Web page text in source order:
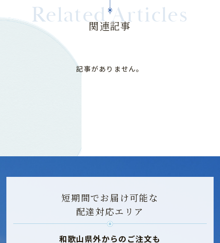
Related Articles
関連記事
記事がありません。
短期間でお届け可能な
配達対応エリア
和歌山県外からのご注文も